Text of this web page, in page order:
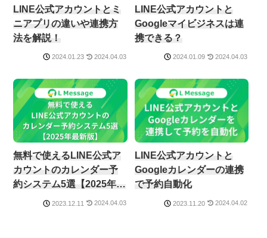
LINE公式アカウントとミ
ニアプリの違いや連携方
法を解説！
2024.01.23 2024.04.03
LINE公式アカウントと
Googleマイビジネスは連
携できる？
2024.01.09 2024.04.03
無料で使えるLINE公式ア
カウントのカレンダー予
約システム5選【2025年最
2023.12.11 2024.04.03
LINE公式アカウントと
Googleカレンダーの連携
で予約自動化
2023.11.20 2024.04.02